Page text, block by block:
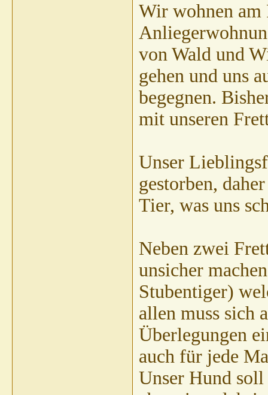
Wir wohnen am
von Wald und
gehen und uns
begegnen.
mit unseren
Unser
gestorben,
Tier, was uns
Neben zwei
unsicher
Stubentiger)
allen muss sich
Überlegungen
auch für jede
Unser Hund